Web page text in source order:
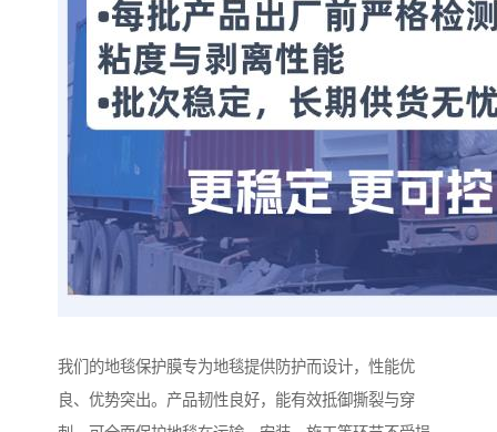
我们的地毯保护膜专为地毯提供防护而设计，性能优
良、优势突出。产品韧性良好，能有效抵御撕裂与穿